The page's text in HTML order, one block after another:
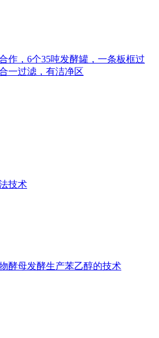
作，6个35吨发酵罐，一条板框过
一过滤，有洁净区
技术
酵母发酵生产苯乙醇的技术